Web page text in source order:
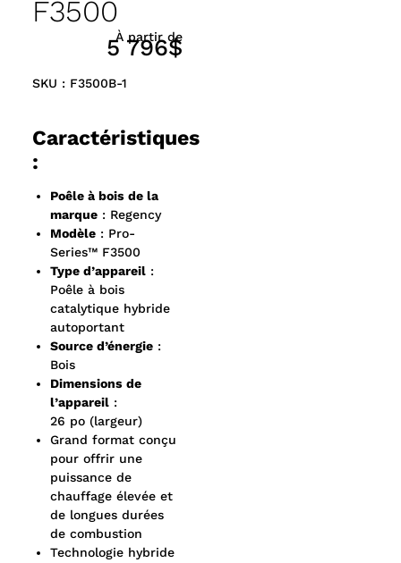
F3500
À partir de
5 796$
SKU : F3500B-1
Caractéristiques
:
Poêle à bois de la
marque : Regency
Modèle : Pro-
Series™ F3500
Type d’appareil :
Poêle à bois
catalytique hybride
autoportant
Source d’énergie :
Bois
Dimensions de
l’appareil :
26 po (largeur)
Grand format conçu
pour offrir une
puissance de
chauffage élevée et
de longues durées
de combustion
Technologie hybride